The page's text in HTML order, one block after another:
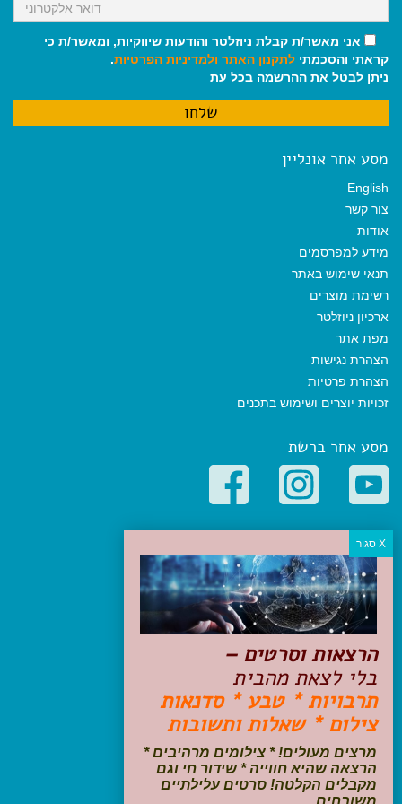
אני מאשר/ת קבלת ניוזלטר והודעות שיווקיות, ומאשר/ת כי
קראתי והסכמתי לתקנון האתר ולמדיניות הפרטיות.
ניתן לבטל את ההרשמה בכל עת
מסע אחר אונליין
English
צור קשר
אודות
מידע למפרסמים
תנאי שימוש באתר
רשימת מוצרים
ארכיון ניוזלטר
מפת אתר
הצהרת נגישות
הצהרת פרטיות
זכויות יוצרים ושימוש בתכנים
מסע אחר ברשת
קטגוריות פופולריות
יעדים
טיולים בישראל
מלונות בוטיק בישראל
טיפים והמלצות
הכנות לנסיעה
טיולי ג'יפים
טיולים עם ילדים
שייט, הפלגות, קרוזים
עקבו אחרינו בפייסבוק
הרצאות וסרטים –
בלי לצאת מהבית
תרבויות * טבע * סדנאות
צילום * שאלות ותשובות
מרצים מעולים! * צילומים מרהיבים *
הרצאה שהיא חווייה * שידור חי וגם
מקבלים הקלטה! סרטים עלילתיים
משובחים